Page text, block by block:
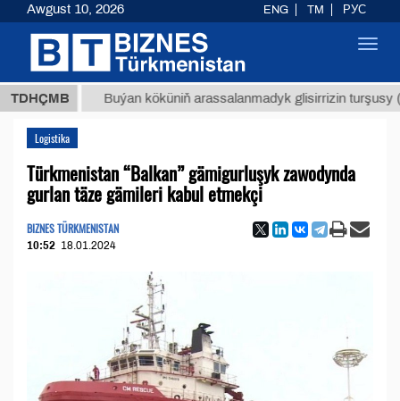
TDHÇMBBuýan köküniň arassalanmadyk glisirrizin turşusy (t.)
Logistika
Türkmenistan “Balkan” gämigurluşyk zawodynda
gurlan täze gämileri kabul etmekçi
BIZNES TÜRKMENISTAN
10:52 18.01.2024
Awgust 10, 2026 ENG TM РУС